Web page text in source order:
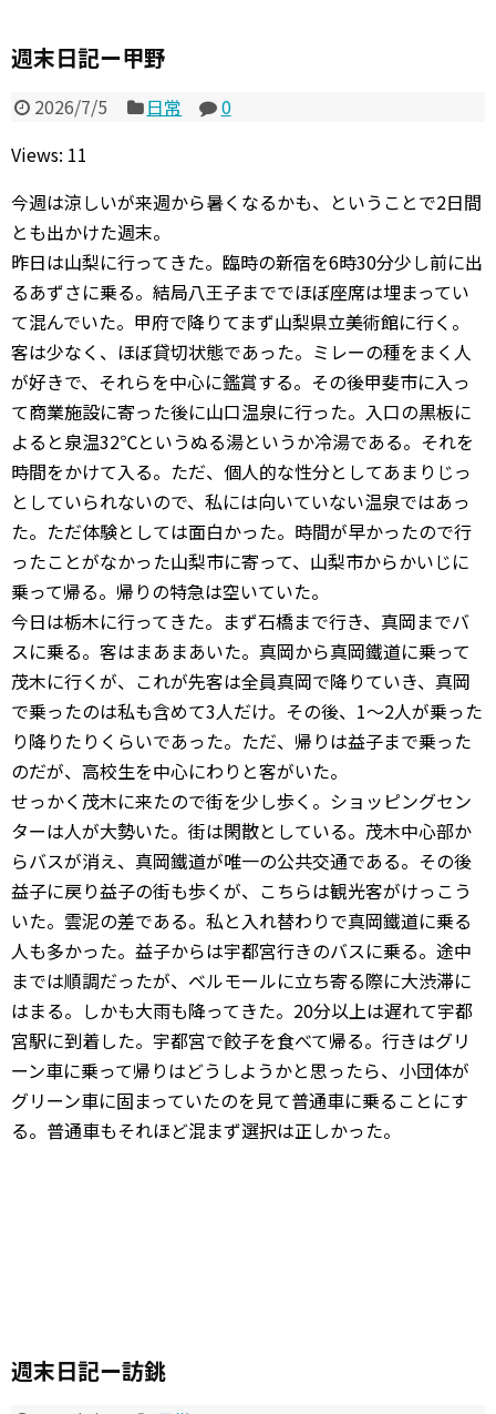
週末日記ー甲野
2026/7/5 日常
0
Views: 11
今週は涼しいが来週から暑くなるかも、ということで2日間
とも出かけた週末。
昨日は山梨に行ってきた。臨時の新宿を6時30分少し前に出
るあずさに乗る。結局八王子まででほぼ座席は埋まってい
て混んでいた。甲府で降りてまず山梨県立美術館に行く。
客は少なく、ほぼ貸切状態であった。ミレーの種をまく人
が好きで、それらを中心に鑑賞する。その後甲斐市に入っ
て商業施設に寄った後に山口温泉に行った。入口の黒板に
よると泉温32℃というぬる湯というか冷湯である。それを
時間をかけて入る。ただ、個人的な性分としてあまりじっ
としていられないので、私には向いていない温泉ではあっ
た。ただ体験としては面白かった。時間が早かったので行
ったことがなかった山梨市に寄って、山梨市からかいじに
乗って帰る。帰りの特急は空いていた。
今日は栃木に行ってきた。まず石橋まで行き、真岡までバ
スに乗る。客はまあまあいた。真岡から真岡鐵道に乗って
茂木に行くが、これが先客は全員真岡で降りていき、真岡
で乗ったのは私も含めて3人だけ。その後、1～2人が乗った
り降りたりくらいであった。ただ、帰りは益子まで乗った
のだが、高校生を中心にわりと客がいた。
せっかく茂木に来たので街を少し歩く。ショッピングセン
ターは人が大勢いた。街は閑散としている。茂木中心部か
らバスが消え、真岡鐵道が唯一の公共交通である。その後
益子に戻り益子の街も歩くが、こちらは観光客がけっこう
いた。雲泥の差である。私と入れ替わりで真岡鐵道に乗る
人も多かった。益子からは宇都宮行きのバスに乗る。途中
までは順調だったが、ベルモールに立ち寄る際に大渋滞に
はまる。しかも大雨も降ってきた。20分以上は遅れて宇都
宮駅に到着した。宇都宮で餃子を食べて帰る。行きはグリ
ーン車に乗って帰りはどうしようかと思ったら、小団体が
グリーン車に固まっていたのを見て普通車に乗ることにす
る。普通車もそれほど混まず選択は正しかった。
週末日記ー訪銚